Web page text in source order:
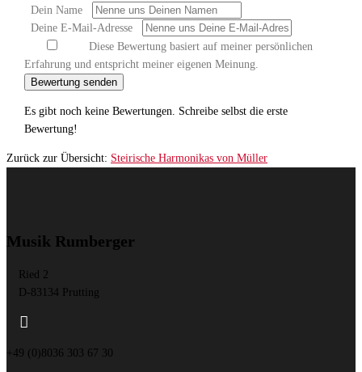
Dein Name
Deine E-Mail-Adresse
Diese Bewertung basiert auf meiner persönlichen
Erfahrung und entspricht meiner eigenen Meinung.
Bewertung senden
Es gibt noch keine Bewertungen. Schreibe selbst die erste
Bewertung!
Zurück zur Übersicht: Steirische Harmonikas von Müller
Musik Rumberger
Ried 2
D-83134 Prutting

+49 (0)8036 303 67 30